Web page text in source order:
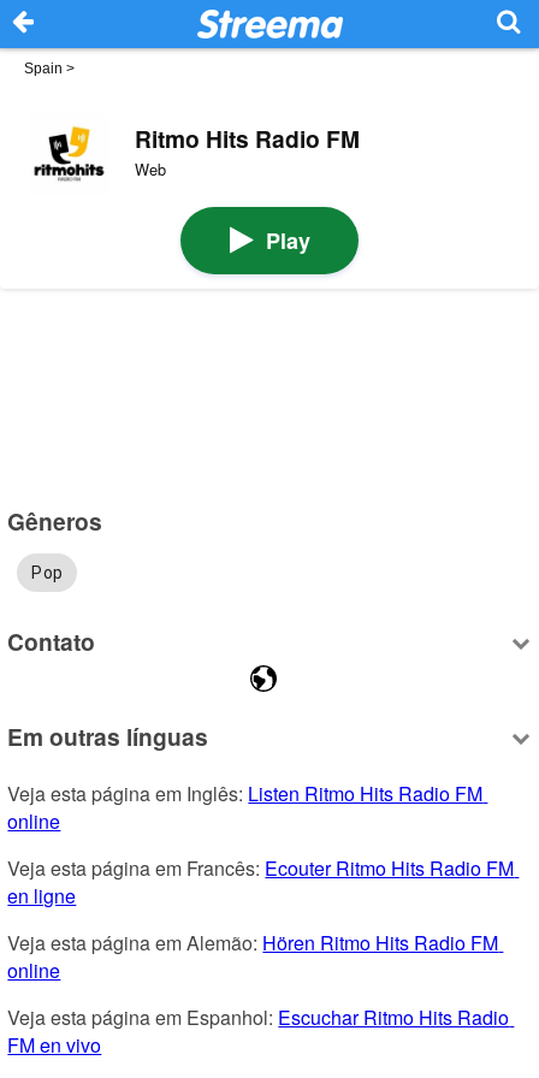
Spain >
Ritmo Hits Radio FM
Web
Play
Gêneros
Pop
Contato
Em outras línguas
Veja esta página em Inglês: Listen Ritmo Hits Radio FM
online
Veja esta página em Francês: Ecouter Ritmo Hits Radio FM
en ligne
Veja esta página em Alemão: Hören Ritmo Hits Radio FM
online
Veja esta página em Espanhol: Escuchar Ritmo Hits Radio
FM en vivo